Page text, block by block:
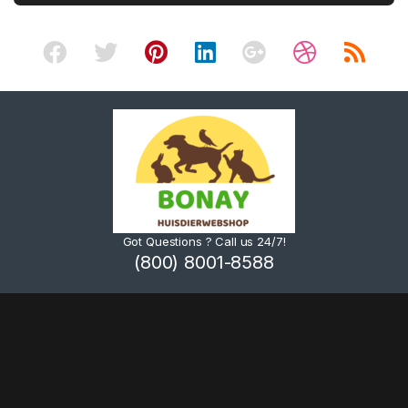
Got Questions ? Call us 24/7!
(800) 8001-8588